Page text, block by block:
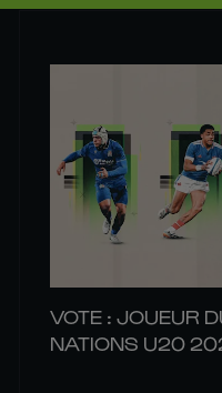
VOTE : JOUEUR
NATIONS U20